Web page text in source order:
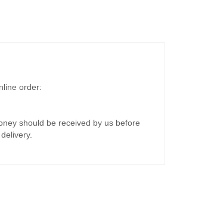
order:
should be received by us before